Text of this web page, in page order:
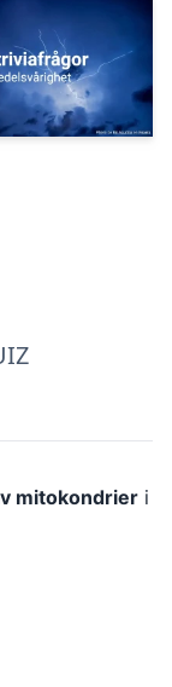
mitokondrier i